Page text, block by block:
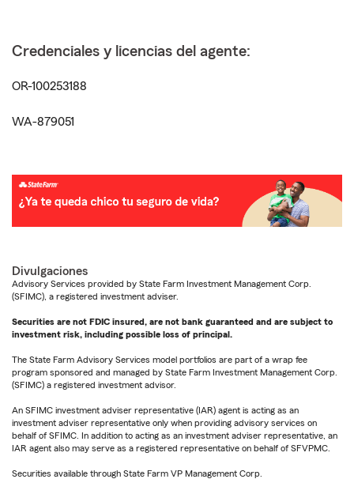
Credenciales y licencias del agente:
OR-100253188
WA-879051
Divulgaciones
Advisory Services provided by State Farm Investment Management Corp.
(SFIMC), a registered investment adviser.
Securities are not FDIC insured, are not bank guaranteed and are subject to
investment risk, including possible loss of principal.
The State Farm Advisory Services model portfolios are part of a wrap fee
program sponsored and managed by State Farm Investment Management Corp.
(SFIMC) a registered investment advisor.
An SFIMC investment adviser representative (IAR) agent is acting as an
investment adviser representative only when providing advisory services on
behalf of SFIMC. In addition to acting as an investment adviser representative, an
IAR agent also may serve as a registered representative on behalf of SFVPMC.
Securities available through State Farm VP Management Corp.